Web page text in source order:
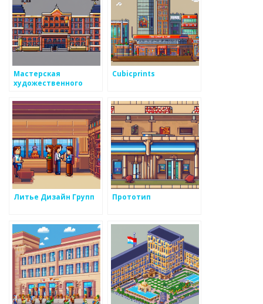
Мастерская
художественного
Cubicprints
Литье Дизайн Групп Прототип